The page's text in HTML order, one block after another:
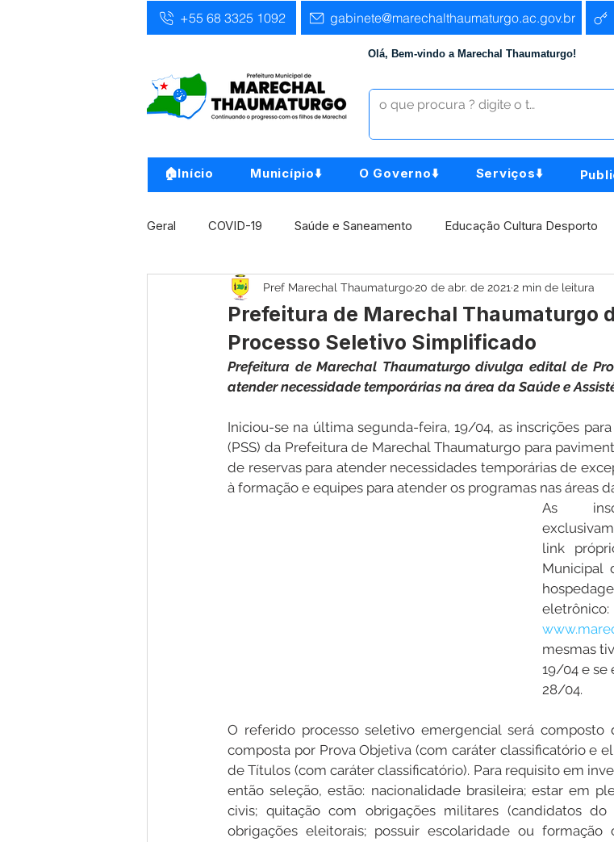
+55 68 3325 1092 gabinete@marechalthaumaturgo.ac.gov.br
Olá, Bem-vindo a Marechal Thaumaturgo!
🏠Início Município⬇️ O Governo⬇️ Serviços⬇️
Geral COVID-19 Saúde e Saneamento Educação Cultura Desporto
Infra, Obra e Transporte Assistência Social Comunidade
Concursos Comunicado Institucional e Governo
Nota de Pesar Campanhas Datas Comemorativas Dengue
Defesa Civil Emenda Parlamentar Licitações Defesa Civil
Prefeitura de Marechal Thaumaturgo
Processo Seletivo Simplificado
Pref Marechal Thaumaturgo20 de abr. de 2021 2 min de leitura
Prefeitura de Marechal Thaumaturgo divulga edital de
atender necessidade temporárias na área da Saúde e
Iniciou-se na última segunda-feira, 19/04, as inscrições
(PSS) da Prefeitura de Marechal Thaumaturgo para
de reservas para atender necessidades temporárias de
à formação e equipes para atender os programas nas áreas
As
link
Municipal
mesmas
19/04 e se
28/04.
O referido processo seletivo emergencial será composto
composta por Prova Objetiva (com caráter classificatório e
de Títulos (com caráter classificatório). Para requisito em
então seleção, estão: nacionalidade brasileira; estar em
civis; quitação com obrigações militares (candidatos
obrigações eleitorais; possuir escolaridade ou